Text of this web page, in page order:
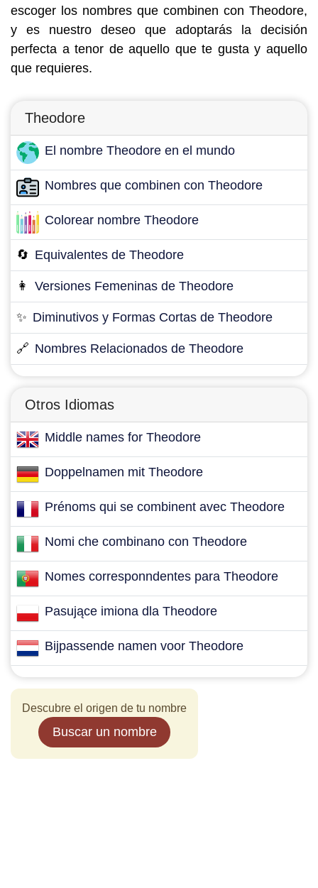
escoger los nombres que combinen con Theodore,
y es nuestro deseo que adoptarás la decisión
perfecta a tenor de aquello que te gusta y aquello
que requieres.
Theodore
El nombre Theodore en el mundo
Nombres que combinen con Theodore
Colorear nombre Theodore
🔄 Equivalentes de Theodore
👩 Versiones Femeninas de Theodore
✨ Diminutivos y Formas Cortas de Theodore
🔗 Nombres Relacionados de Theodore
Otros Idiomas
Middle names for Theodore
Doppelnamen mit Theodore
Prénoms qui se combinent avec Theodore
Nomi che combinano con Theodore
Nomes corresponndentes para Theodore
Pasujące imiona dla Theodore
Bijpassende namen voor Theodore
Descubre el origen de tu nombre
Buscar un nombre